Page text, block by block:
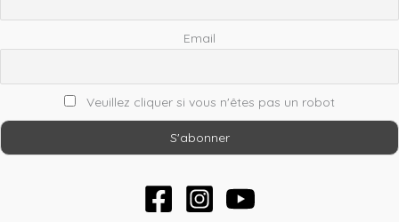
Email
Veuillez cliquer si vous n'êtes pas un robot